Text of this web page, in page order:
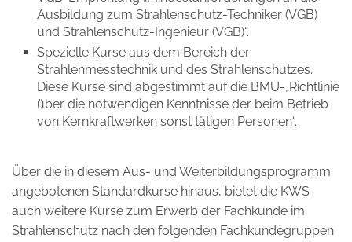
Ausbildung zum Strahlenschutz-Techniker (VGB)
und Strahlenschutz-Ingenieur (VGB)“.
Spezielle Kurse aus dem Bereich der
Strahlenmesstechnik und des Strahlenschutzes.
Diese Kurse sind abgestimmt auf die BMU-„Richtlinie
über die notwendigen Kenntnisse der beim Betrieb
von Kernkraftwerken sonst tätigen Personen“.
Über die in diesem Aus- und Weiterbildungsprogramm
angebotenen Standardkurse hinaus, bietet die KWS
auch weitere Kurse zum Erwerb der Fachkunde im
Strahlenschutz nach den folgenden Fachkundegruppen